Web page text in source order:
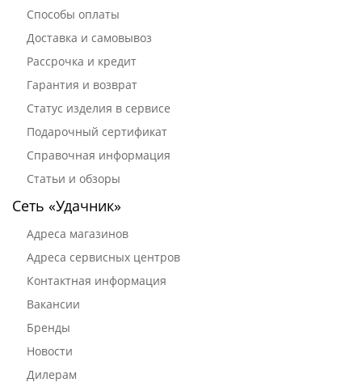
Способы оплаты
Доставка и самовывоз
Рассрочка и кредит
Гарантия и возврат
Статус изделия в сервисе
Подарочный сертификат
Справочная информация
Статьи и обзоры
Сеть «Удачник»
Адреса магазинов
Адреса сервисных центров
Контактная информация
Вакансии
Бренды
Новости
Дилерам